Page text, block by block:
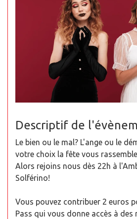
Descriptif de
Le bien ou le mal? L'ange ou le
votre choix la fête vous
Alors rejoins nous dès 22h à
Solférino!
Vous pouvez contribuer 2 euros
Pass qui vous donne accès à des